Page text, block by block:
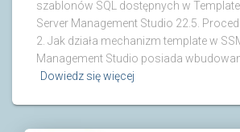
szablonów SQL dostępnych w
Server Management Studio 22.5.
2. Jak działa mechanizm template w
Management Studio posiada
Dowiedz się więcej